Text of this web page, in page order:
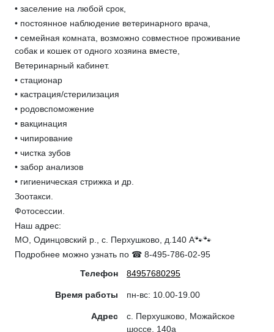
• заселение на любой срок,
• постоянное наблюдение ветеринарного врача,
• семейная комната, возможно совместное проживание
собак и кошек от одного хозяина вместе,
Ветеринарный кабинет.
• стационар
• кастрация/стерилизация
• родовспоможение
• вакцинация
• чипирование
• чистка зубов
• забор анализов
• гигиеническая стрижка и др.
Зоотакси.
Фотосессии.
Наш адрес:
МО, Одинцовский р., с. Перхушково, д.140 А🐾🐾
Подробнее можно узнать по ☎ 8-495-786-02-95
Телефон
84957680295
Время работы пн-вс: 10.00-19.00
Адрес
с. Перхушково, Можайское
шоссе, 140а